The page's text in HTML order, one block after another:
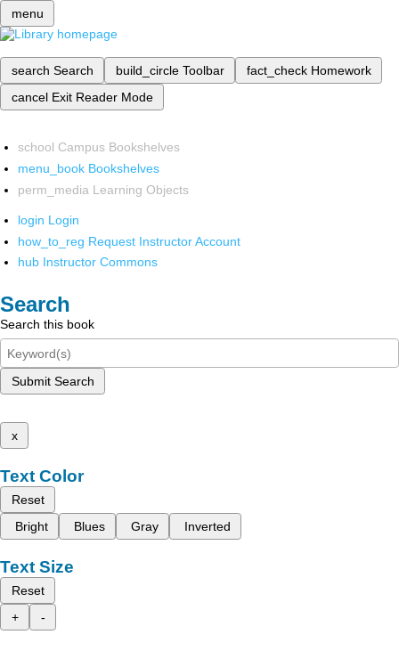
menu
search Search build_circle Toolbar fact_check Homework
cancel Exit Reader Mode
school Campus Bookshelves
menu_book Bookshelves
perm_media Learning Objects
login Login
how_to_reg Request Instructor Account
hub Instructor Commons
Search
Search this book
Submit Search
x
Text Color
Reset
Bright
Blues Gray Inverted
Text Size
Reset
+
-